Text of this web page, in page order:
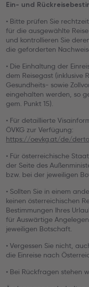
Ein- und
• Bitte prüfen Sie
für die ausgewählte
und kontrollieren Sie
die geforderten
• Die Einhaltung der
dem Reisegast (inklusive
Gesundheits- sowie
eingehalten werden, so
gem. Punkt 15).
• Für detaillierte
ÖVKG zur Verfügung:
https://oevkg.at/de/
• Für österreichische
der Seite des
bzw. bei der jeweiligen
• Sollten Sie in einem
keinen österreichischen
Bestimmungen Ihres
für Auswärtige
jeweiligen Botschaft.
• Vergessen Sie nicht,
die Einreise nach
• Bei Rückfragen stehen